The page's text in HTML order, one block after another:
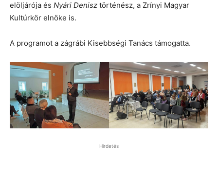
elöljárója és Nyári Denisz történész, a Zrínyi Magyar
Kultúrkör elnöke is.
A programot a zágrábi Kisebbségi Tanács támogatta.
Hirdetés